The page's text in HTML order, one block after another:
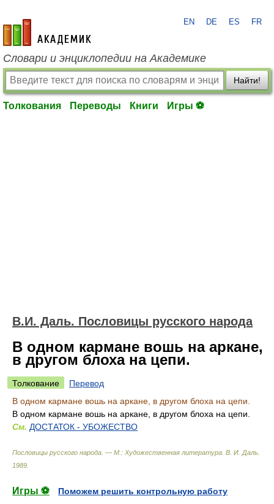
academic.ru
EN DE ES FR
Словари и энциклопедии на Академике
Найти!
Толкования Переводы Книги Игры ⚽
В.И. Даль. Пословицы русского народа
В одном кармане вошь на аркане,
в другом блоха на цепи.
Толкование
Перевод
В одном кармане вошь на аркане, в другом блоха на цепи.
В одном кармане вошь на аркане, в другом блоха на цепи.
См. ДОСТАТОК - УБОЖЕСТВО
Пословицы русского народа. — М.: Художественная литература В. И. Даль
1989
Игры ⚽
Поможем решить контрольную работу